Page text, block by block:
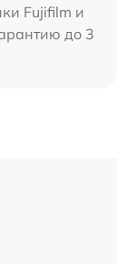
Fujifilm и
до 3